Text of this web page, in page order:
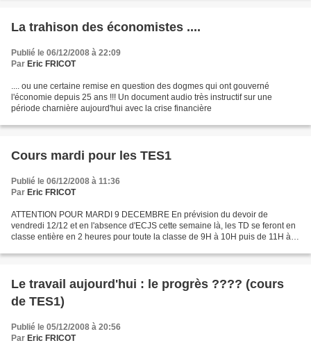
La trahison des économistes ....
Publié le 06/12/2008 à 22:09
Par Eric FRICOT
.... ou une certaine remise en question des dogmes qui ont gouverné
l'économie depuis 25 ans !!! Un document audio très instructif sur une
période charnière aujourd'hui avec la crise financière
Cours mardi pour les TES1
Publié le 06/12/2008 à 11:36
Par Eric FRICOT
ATTENTION POUR MARDI 9 DECEMBRE En prévision du devoir de
vendredi 12/12 et en l'absence d'ECJS cette semaine là, les TD se feront en
classe entière en 2 heures pour toute la classe de 9H à 10H puis de 11H à
Le travail aujourd'hui : le progrès ???? (cours
de TES1)
Publié le 05/12/2008 à 20:56
Par Eric FRICOT